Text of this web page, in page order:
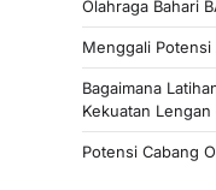
Olahraga Bahari
Menggali Potensi
Bagaimana
Kekuatan Lengan
Potensi Cabang